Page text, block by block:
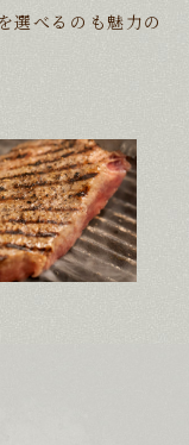
選べるのも魅力の